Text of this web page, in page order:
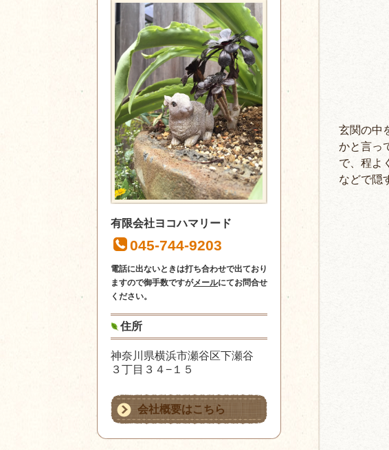
玄関の中
かと言っ
で、程よ
などで隠
有限会社ヨコハマリード
045-744-9203
電話に出ないときは打ち合わせで出ており
ますので御手数ですがメールにてお問合せ
ください。
住所
神奈川県横浜市瀬谷区下瀬谷
３丁目３４−１５
会社概要はこちら